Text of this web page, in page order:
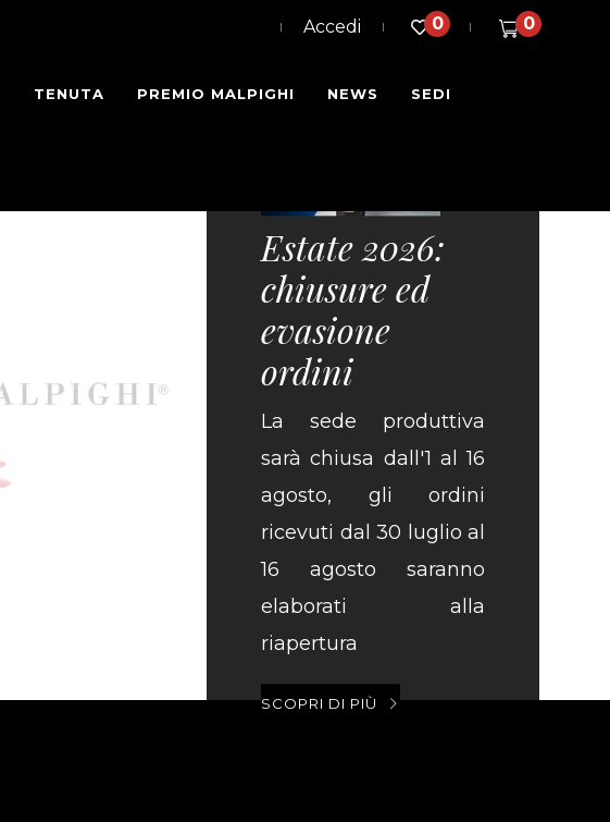
Accedi 0 0
TENUTA PREMIO MALPIGHI NEWS SEDI
Estate 2026:
chiusure ed
evasione
ordini
La sede produttiva
sarà chiusa dall'1 al 16
agosto, gli ordini
ricevuti dal 30 luglio al
16 agosto saranno
elaborati alla
riapertura
SCOPRI DI PIÙ